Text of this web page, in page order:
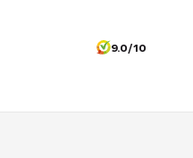
9.0/10